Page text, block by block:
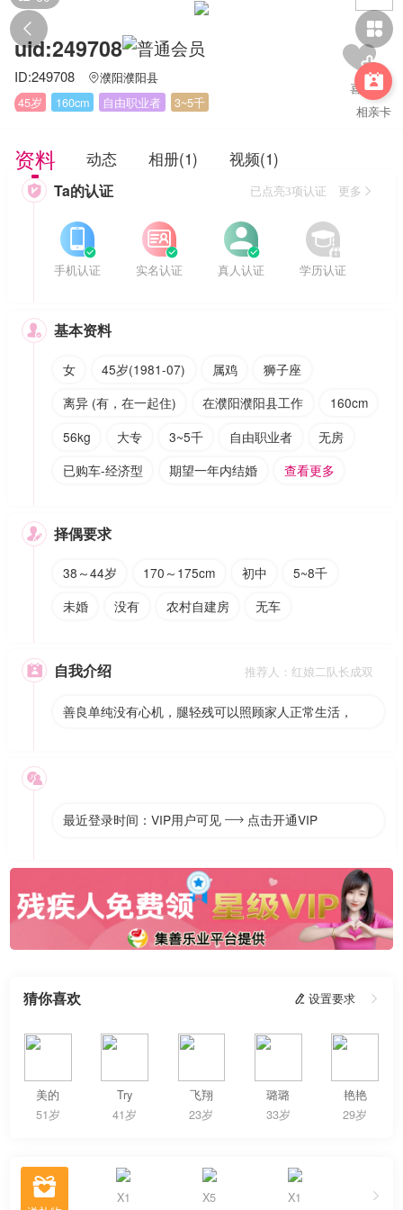
 

相亲卡
uid:249708
ID:249708 濮阳濮阳县
45岁
160cm 自由职业者 3~5千
资料 动态 相册(1) 视频(1)
 Ta的认证 已点亮3项认证 更多


手机认证


实名认证


真人认证


学历认证
 基本资料
女 45岁(1981-07) 属鸡
狮子座
离异 (有，在一起住)
在濮阳濮阳县工作
160cm
56kg
大专 3~5千 自由职业者
无房
已购车-经济型
期望一年内结婚 查看更多
 择偶要求
38～44岁 170～175cm 初中
5~8千
未婚
没有 农村自建房 无车
 自我介绍 推荐人：红娘二队长成双
善良单纯没有心机，腿轻残可以照顾家人正常生活，

最近登录时间：VIP用户可见  点击开通VIP
猜你喜欢  设置要求 
美的
51岁
Try
41岁
飞翔
23岁
璐璐
33岁
艳艳
29岁
 X1 X5 X1